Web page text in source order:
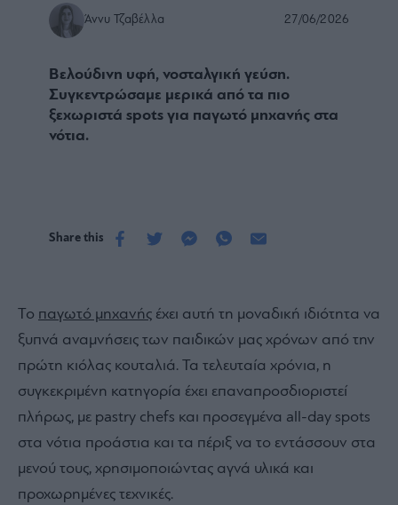
Άννυ Τζαβέλλα 27/06/2026
Βελούδινη υφή, νοσταλγική γεύση.
Συγκεντρώσαμε μερικά από τα πιο
ξεχωριστά spots για παγωτό μηχανής στα
νότια.
Share this
Το παγωτό μηχανής έχει αυτή τη μοναδική ιδιότητα να
ξυπνά αναμνήσεις των παιδικών μας χρόνων από την
πρώτη κιόλας κουταλιά. Τα τελευταία χρόνια, η
συγκεκριμένη κατηγορία έχει επαναπροσδιοριστεί
πλήρως, με pastry chefs και προσεγμένα all-day spots
στα νότια προάστια και τα πέριξ να το εντάσσουν στα
μενού τους, χρησιμοποιώντας αγνά υλικά και
προχωρημένες τεχνικές.